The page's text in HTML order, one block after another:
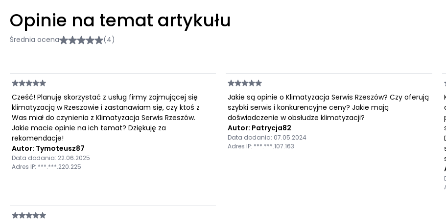
Opinie na temat artykułu
Średnia ocena (4)
Cześć! Planuję skorzystać z usług firmy zajmującej się
klimatyzacją w Rzeszowie i zastanawiam się, czy ktoś z
Was miał do czynienia z Klimatyzacja Serwis Rzeszów.
Jakie macie opinie na ich temat? Dziękuję za
rekomendacje!
Autor: Tymoteusz87
Data dodania: 22.06.2025
Adres IP: ***.***.220.225
Jakie są opinie o Klimatyzacja Serwis Rzeszów? Czy oferują
szybki serwis i konkurencyjne ceny? Jakie mają
doświadczenie w obsłudze klimatyzacji?
Autor: Patrycja82
Data dodania: 07.05.2024
Adres IP: ***.***.107.163